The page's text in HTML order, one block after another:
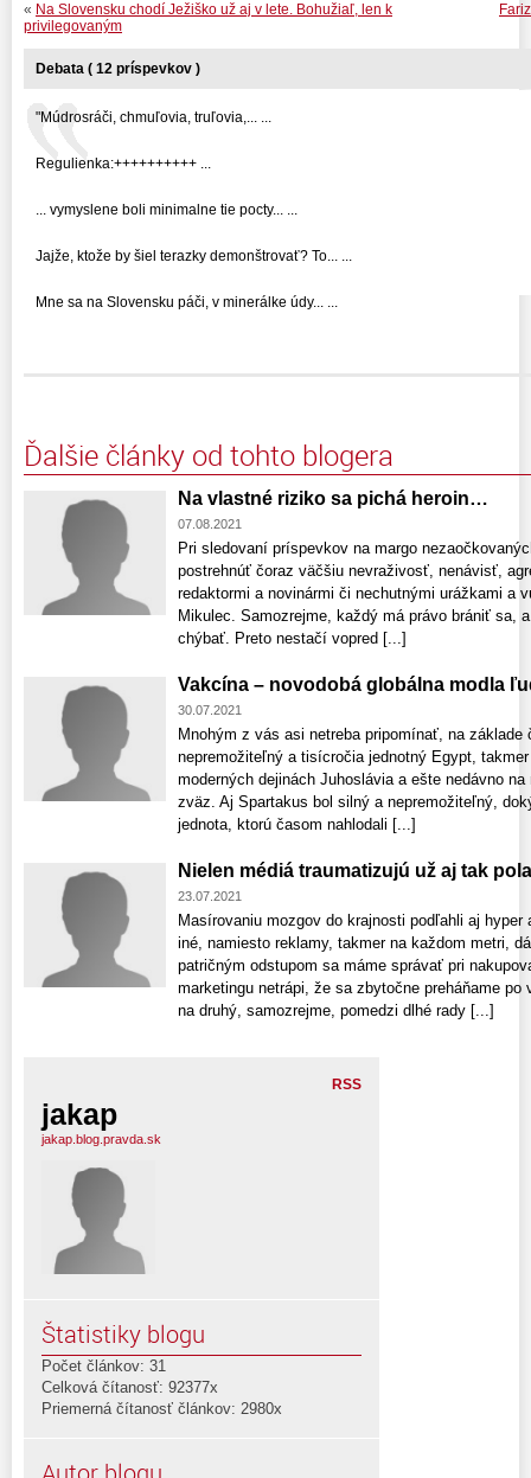
« Na Slovensku chodí Ježiško už aj v lete. Bohužiaľ, len k
privilegovaným
Debata ( 12 príspevkov )
"Múdrosráči, chmuľovia, truľovia,... ...
Regulienka:++++++++++ ...
... vymyslene boli minimalne tie pocty... ...
Jajže, ktože by šiel terazky demonštrovať? To... ...
Mne sa na Slovensku páči, v minerálke údy... ...
Ďalšie články od tohto blogera
Na vlastné riziko sa pichá heroin…
07.08.2021
Pri sledovaní príspevkov na margo
postrehnúť čoraz väčšiu nevraživosť, nenávisť,
redaktormi a novinármi či nechutnými urážkami a
Mikulec. Samozrejme, každý má právo brániť sa,
chýbať. Preto nestačí vopred [...]
Vakcína – novodobá globálna modla
30.07.2021
Mnohým z vás asi netreba pripomínať, na základe
nepremožiteľný a tisícročia jednotný Egypt,
moderných dejinách Juhoslávia a ešte nedávno
zväz. Aj Spartakus bol silný a nepremožiteľný,
jednota, ktorú časom nahlodali [...]
Nielen médiá traumatizujú už aj tak
23.07.2021
Masírovaniu mozgov do krajnosti podľahli aj hyper
iné, namiesto reklamy, takmer na každom metri,
patričným odstupom sa máme správať pri
marketingu netrápi, že sa zbytočne preháňame
na druhý, samozrejme, pomedzi dlhé rady [...]
RSS
jakap
jakap.blog.pravda.sk
Štatistiky blogu
Počet článkov: 31
Celková čítanosť: 92377x
Priemerná čítanosť článkov: 2980x